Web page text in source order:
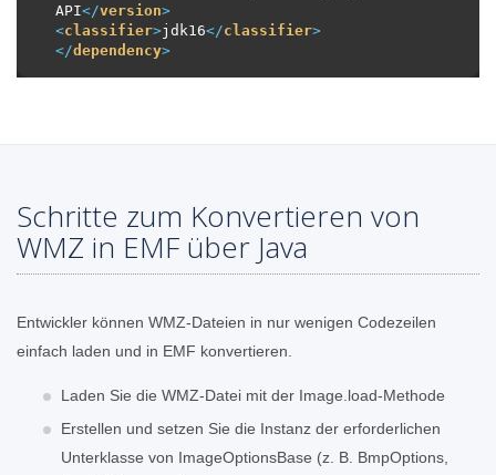
API</version>
<classifier>jdk16</classifier>
</dependency>
Schritte zum Konvertieren von
WMZ in EMF über Java
Entwickler können WMZ-Dateien in nur wenigen Codezeilen
einfach laden und in EMF konvertieren.
Laden Sie die WMZ-Datei mit der Image.load-Methode
Erstellen und setzen Sie die Instanz der erforderlichen
Unterklasse von ImageOptionsBase (z. B. BmpOptions,